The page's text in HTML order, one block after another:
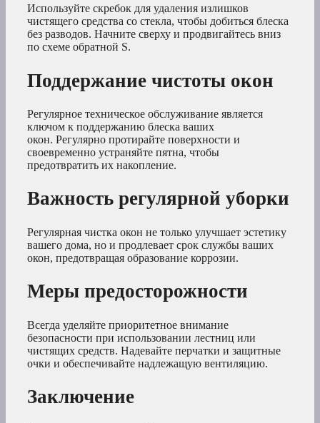
Используйте скребок для удаления излишков
чистящего средства со стекла, чтобы добиться блеска
без разводов. Начните сверху и продвигайтесь вниз
по схеме обратной S.
Поддержание чистоты окон
Регулярное техническое обслуживание является
ключом к поддержанию блеска ваших
окон. Регулярно протирайте поверхности и
своевременно устраняйте пятна, чтобы
предотвратить их накопление.
Важность регулярной уборки
Регулярная чистка окон не только улучшает эстетику
вашего дома, но и продлевает срок службы ваших
окон, предотвращая образование коррозии.
Меры предосторожности
Всегда уделяйте приоритетное внимание
безопасности при использовании лестниц или
чистящих средств. Надевайте перчатки и защитные
очки и обеспечивайте надлежащую вентиляцию.
Заключение